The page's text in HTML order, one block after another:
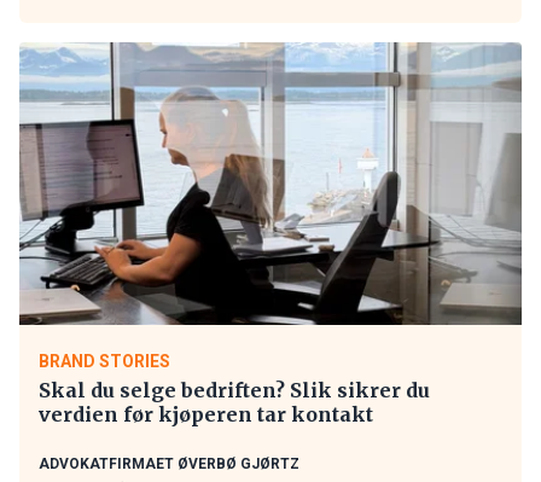
BRAND STORIES
Skal du selge bedriften? Slik sikrer du
verdien før kjøperen tar kontakt
ADVOKATFIRMAET ØVERBØ GJØRTZ